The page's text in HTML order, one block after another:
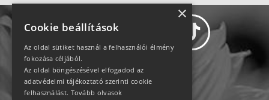
Adatvédelem
×
Cookie beállítások
Az oldal sütiket használ a felhasználói élmény
fokozása céljából.
Az oldal böngészésével elfogadod az
adatvédelmi tájékoztató szerinti cookie
felhasználást. Tovább olvasok